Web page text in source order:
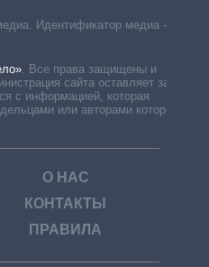
Идентификатор медиа –
. Все права защищены и
сайта оставляет за
с информацией, которая
или авторами которой
О НАС
КОНТАКТЫ
ПРАВИЛА